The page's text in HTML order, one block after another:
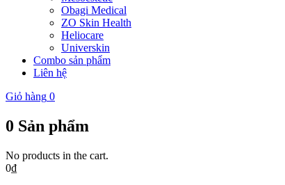
Obagi Medical
ZO Skin Health
Heliocare
Universkin
Combo sản phẩm
Liên hệ
Giỏ hàng 0
0 Sản phẩm
No products in the cart.
0₫